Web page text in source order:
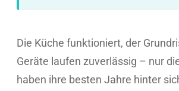
Die Küche funktioniert, der
Geräte laufen zuverlässig – nur
haben ihre besten Jahre hinter